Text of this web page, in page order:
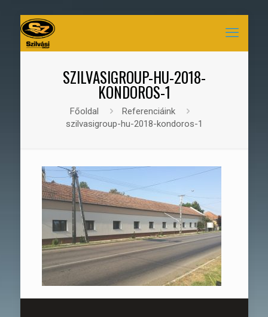
SZILVASIGROUP-HU-2018-
KONDOROS-1
Főoldal
Referenciáink
szilvasigroup-hu-2018-kondoros-1